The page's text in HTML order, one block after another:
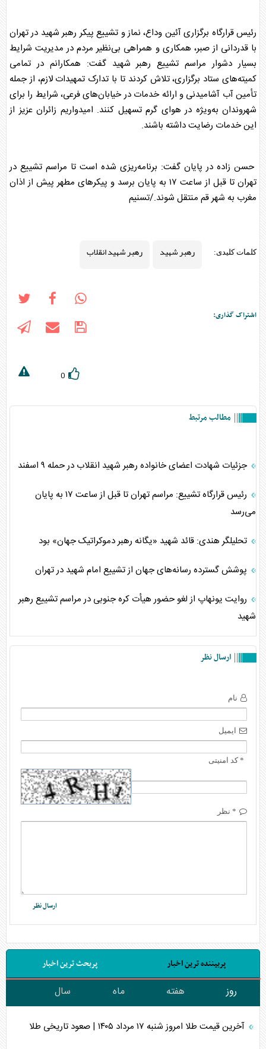
رئیس قرارگاه برگزاری آئین وداع، نماز و تشییع پیکر رهبر شهید در تهران
با قدردانی از صبر، همکاری و همراهی بی‌نظیر مردم در مدیریت شرایط
بسیار دشوار مراسم تشییع رهبر شهید گفت: همکارانم در تمامی
کمیته‌های ستاد برگزاری، تلاش کردند تا با تدارک تمهیدات لازم، از جمله
تأمین آب آشامیدنی و ارائه خدمات در خیابان‌های فرعی، شرایط را برای
شهروندان به‌ویژه در هوای گرم تسهیل کنند. امیدواریم زائران عزیز از
این خدمات رضایت داشته باشند.
حسن زاده در پایان گفت: برنامه‌ریزی شده است تا مراسم تشییع در
تهران تا قبل از ساعت ۱۷ به پایان برسد و پیکرهای مطهر پیش از اذان
مغرب به شهر قم منتقل شوند./تسنیم
کلمات کلیدی: رهبر شهید رهبر شهید انقلاب
اشتراک گذاری:
0
مطالب مرتبط
جزئیات شهادت اعضای خانواده رهبر شهید انقلاب در حمله ۹ اسفند
رئیس قرارگاه تشییع: مراسم تهران تا قبل از ساعت ۱۷ به پایان
می‌رسد
تحلیلگر هندی: قائد شهید «یگانه رهبر دموکراتیک جهان» بود
پوشش گسترده رسانه‌های جهان از تشییع امام شهید در تهران
روایت یونهاپ از لغو حضور هیأت کره جنوبی در مراسم تشییع رهبر
شهید
ارسال نظر
نام
ایمیل
* کد امنیتی
* نظر
پربیننده ترین اخبار پربحث ترین اخبار
روز هفته ماه سال
آخرین قیمت طلا امروز شنبه ۱۷ مرداد ۱۴۰۵ | صعود تاریخی طلا